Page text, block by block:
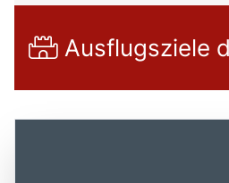
Ausflugsziele